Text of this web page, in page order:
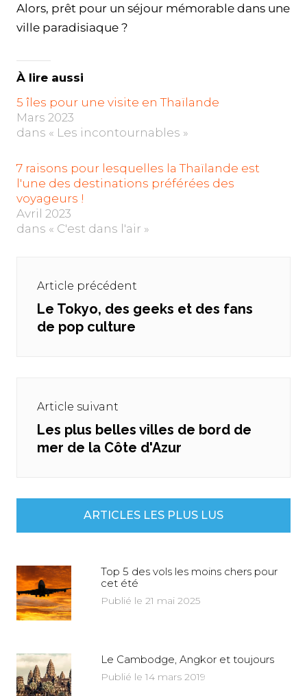
Alors, prêt pour un séjour mémorable dans une
ville paradisiaque ?
À lire aussi
5 îles pour une visite en Thaïlande
Mars 2023
dans « Les incontournables »
7 raisons pour lesquelles la Thaïlande est
l'une des destinations préférées des
voyageurs !
Avril 2023
dans « C'est dans l'air »
l’articleArticle précédent
Previous
post:
Le Tokyo, des geeks et des fans
de pop culture
Article suivant
Next
post:
Les plus belles villes de bord de
mer de la Côte d'Azur
ARTICLES LES PLUS LUS
Top 5 des vols les moins chers pour
cet été
Publié le 21 mai 2025
Le Cambodge, Angkor et toujours
Publié le 14 mars 2019